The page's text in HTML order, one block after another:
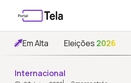
Em Alta Eleições 2026
Internacional